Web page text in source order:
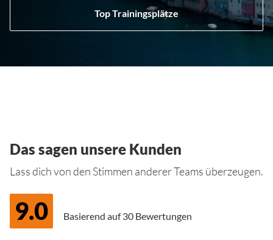
Top Trainingsplätze
Das sagen unsere Kunden
Lass dich von den Stimmen anderer Teams überzeugen.
9.0 Basierend auf30 Bewertungen